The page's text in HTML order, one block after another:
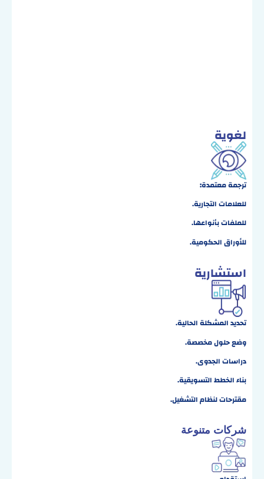
لغوية
ترجمة معتمدة:
للعلامات التجارية.
للملفات بأنواعها.
للأوراق الحكومية.
استشارية
تحديد المشكلة الحالية.
وضع حلول مخصصة.
دراسات الجدوى.
بناء الخطط التسويقية.
مقترحات لنظام التشغيل.
شركات متنوعة